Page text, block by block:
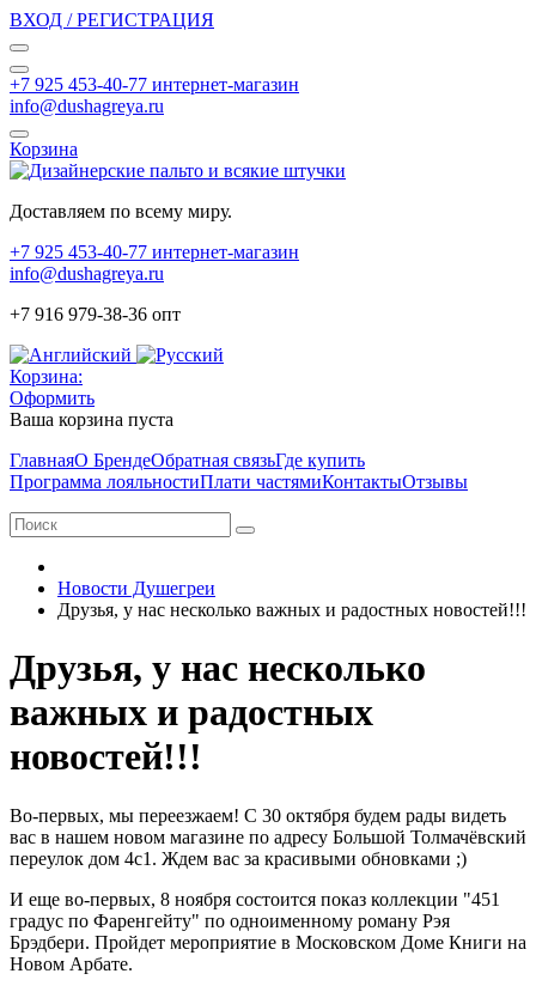
ВХОД / РЕГИСТРАЦИЯ
+7 925 453-40-77 интернет-магазин
info@dushagreya.ru
Корзина
Доставляем по всему миру.
+7 925 453-40-77 интернет-магазин
info@dushagreya.ru
+7 916 979-38-36 опт
Корзина:
Оформить
Ваша корзина пуста
ГлавнаяО БрендеОбратная связьГде купить
Программа лояльностиПлати частямиКонтактыОтзывы
Новости Душегреи
Друзья, у нас несколько важных и радостных новостей!!!
Друзья, у нас несколько
важных и радостных
новостей!!!
Во-первых, мы переезжаем! С 30 октября будем рады видеть
вас в нашем новом магазине по адресу Большой Толмачёвский
переулок дом 4с1. Ждем вас за красивыми обновками ;)
И еще во-первых, 8 ноября состоится показ коллекции "451
градус по Фаренгейту" по одноименному роману Рэя
Брэдбери. Пройдет мероприятие в Московском Доме Книги на
Новом Арбате.